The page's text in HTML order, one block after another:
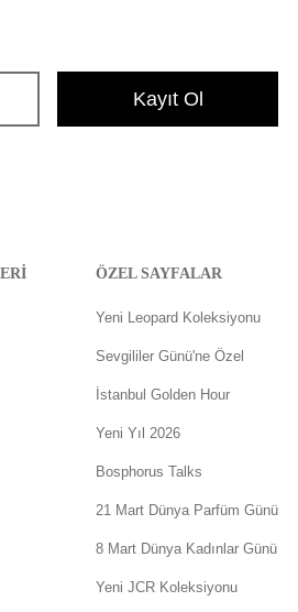
Kayıt Ol
ÖZEL SAYFALAR
Yeni Leopard Koleksiyonu
Sevgililer Günü'ne Özel
İstanbul Golden Hour
Yeni Yıl 2026
Bosphorus Talks
21 Mart Dünya Parfüm Günü
8 Mart Dünya Kadınlar Günü
Yeni JCR Koleksiyonu